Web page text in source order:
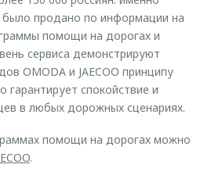
продано по информации на
помощи на дорогах и
сервиса демонстрируют
OMODA и JAECOO принципу
гарантирует спокойствие и
в любых дорожных сценариях.
помощи на дорогах можно
.